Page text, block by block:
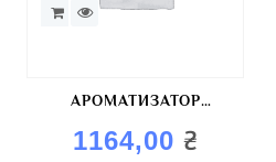
АРОМАТИЗАТОР
«ПАПРИКА»
1164,00 ₴